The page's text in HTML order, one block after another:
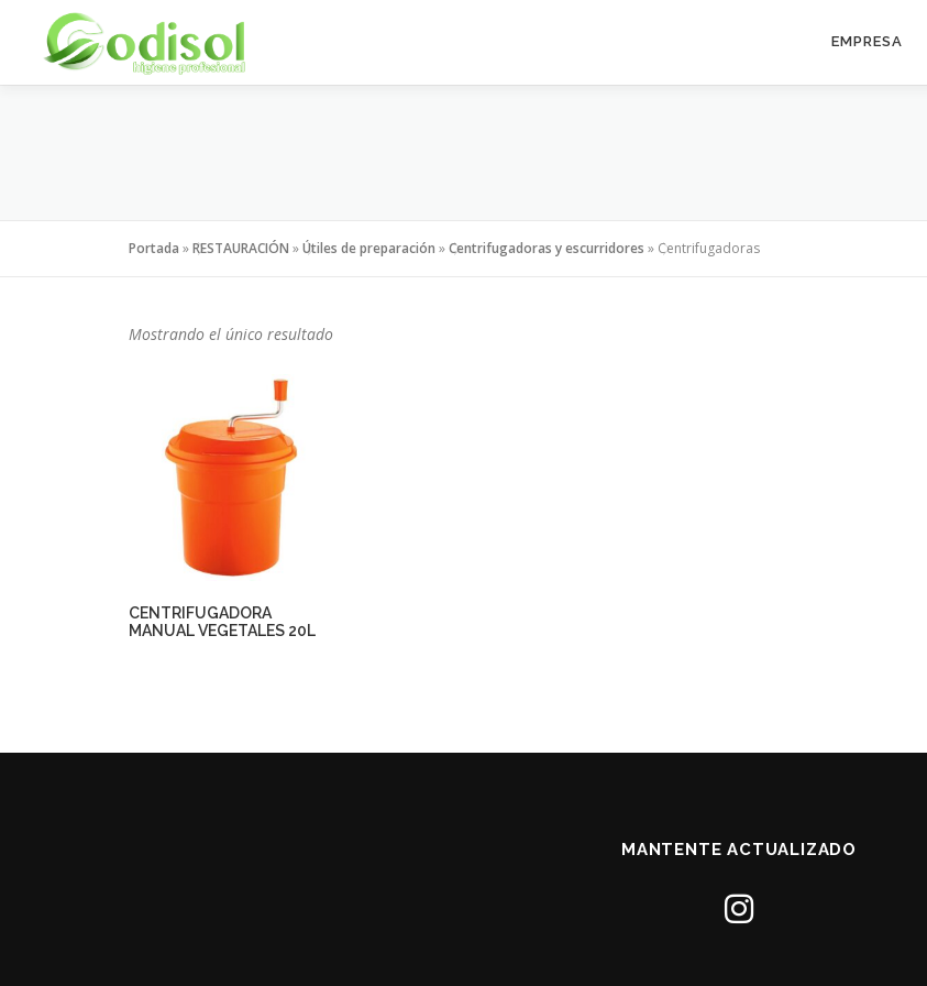
contenido
EMPRESA
Portada »RESTAURACIÓN »Útiles de preparación »Centrifugadoras y escurridores » Centrifugadoras
Mostrando el único resultado
CENTRIFUGADORA
MANUAL VEGETALES 20L
MANTENTE ACTUALIZADO